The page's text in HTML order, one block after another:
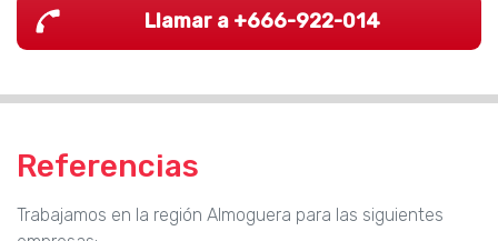
Llamar a +666-922-014
Referencias
Trabajamos en la región Almoguera para las siguientes